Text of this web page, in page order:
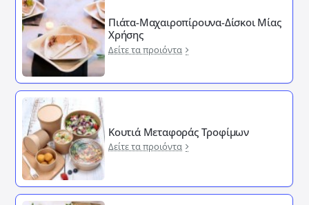
Πιάτα-Μαχαιροπίρουνα-Δίσκοι Μίας
Χρήσης
Δείτε τα προιόντα
Κουτιά Μεταφοράς Τροφίμων
Δείτε τα προιόντα